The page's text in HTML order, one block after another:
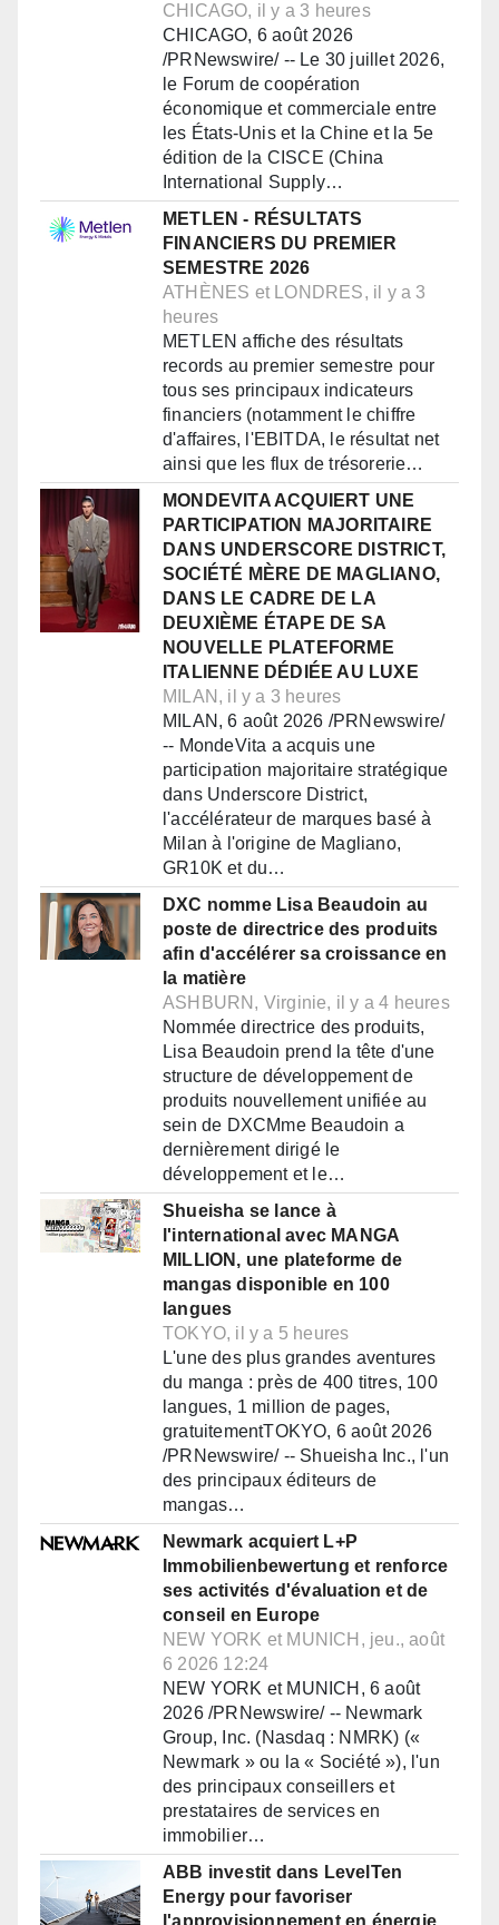
CHICAGO, il y a 3 heures
CHICAGO, 6 août 2026
/PRNewswire/ -- Le 30 juillet 2026,
le Forum de coopération
économique et commerciale entre
les États-Unis et la Chine et la 5e
édition de la CISCE (China
International Supply…
METLEN - RÉSULTATS
FINANCIERS DU PREMIER
SEMESTRE 2026
ATHÈNES et LONDRES, il y a 3
heures
METLEN affiche des résultats
records au premier semestre pour
tous ses principaux indicateurs
financiers (notamment le chiffre
d'affaires, l'EBITDA, le résultat net
ainsi que les flux de trésorerie…
MONDEVITA ACQUIERT UNE
PARTICIPATION MAJORITAIRE
DANS UNDERSCORE DISTRICT,
SOCIÉTÉ MÈRE DE MAGLIANO,
DANS LE CADRE DE LA
DEUXIÈME ÉTAPE DE SA
NOUVELLE PLATEFORME
ITALIENNE DÉDIÉE AU LUXE
MILAN, il y a 3 heures
MILAN, 6 août 2026 /PRNewswire/
-- MondeVita a acquis une
participation majoritaire stratégique
dans Underscore District,
l'accélérateur de marques basé à
Milan à l'origine de Magliano,
GR10K et du…
DXC nomme Lisa Beaudoin au
poste de directrice des produits
afin d'accélérer sa croissance en
la matière
ASHBURN, Virginie, il y a 4 heures
Nommée directrice des produits,
Lisa Beaudoin prend la tête d'une
structure de développement de
produits nouvellement unifiée au
sein de DXCMme Beaudoin a
dernièrement dirigé le
développement et le…
Shueisha se lance à
l'international avec MANGA
MILLION, une plateforme de
mangas disponible en 100
langues
TOKYO, il y a 5 heures
L'une des plus grandes aventures
du manga : près de 400 titres, 100
langues, 1 million de pages,
gratuitementTOKYO, 6 août 2026
/PRNewswire/ -- Shueisha Inc., l'un
des principaux éditeurs de
mangas…
Newmark acquiert L+P
Immobilienbewertung et renforce
ses activités d'évaluation et de
conseil en Europe
NEW YORK et MUNICH, jeu., août
6 2026 12:24
NEW YORK et MUNICH, 6 août
2026 /PRNewswire/ -- Newmark
Group, Inc. (Nasdaq : NMRK) («
Newmark » ou la « Société »), l'un
des principaux conseillers et
prestataires de services en
immobilier…
ABB investit dans LevelTen
Energy pour favoriser